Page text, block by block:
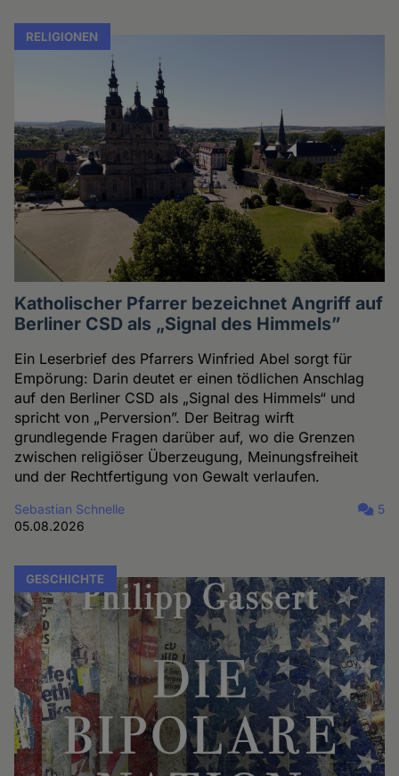
RELIGIONEN
Katholischer Pfarrer bezeichnet Angriff auf
Berliner CSD als „Signal des Himmels”
Ein Leserbrief des Pfarrers Winfried Abel sorgt für
Empörung: Darin deutet er einen tödlichen Anschlag
auf den Berliner CSD als „Signal des Himmels“ und
spricht von „Perversion”. Der Beitrag wirft
grundlegende Fragen darüber auf, wo die Grenzen
zwischen religiöser Überzeugung, Meinungsfreiheit
und der Rechtfertigung von Gewalt verlaufen.
Sebastian Schnelle
05.08.2026
5
GESCHICHTE